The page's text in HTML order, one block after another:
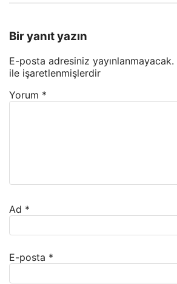
Bir yanıt yazın
E-posta adresiniz yayınlanmayacak.
ile işaretlenmişlerdir
Yorum *
Ad *
E-posta *